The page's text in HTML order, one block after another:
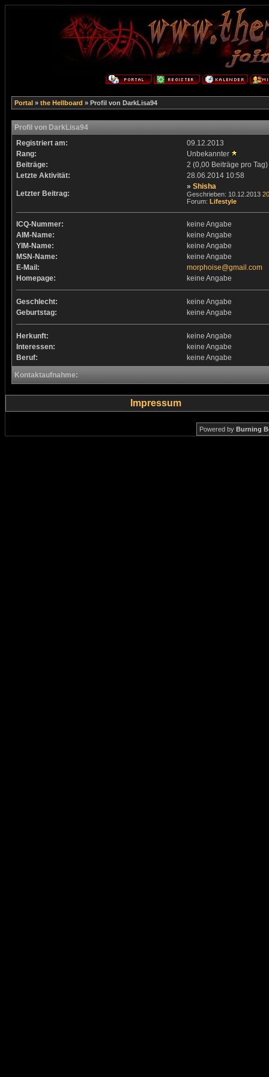
Portal » the Hellboard » Profil von DarkLisa94
Profil von DarkLisa94
Registriert am:
09.12.2013
Rang:
Unbekannter
Beiträge:
2 (0,00 Beiträge pro Tag)
Letzte Aktivität:
28.06.2014 10:58
Letzter Beitrag:
» Shisha
Geschrieben: 10.12.2013
Forum: Lifestyle
ICQ-Nummer:
keine Angabe
AIM-Name:
keine Angabe
YIM-Name:
keine Angabe
MSN-Name:
keine Angabe
E-Mail:
morphoise@gmail.com
Homepage:
keine Angabe
Geschlecht:
keine Angabe
Geburtstag:
keine Angabe
Herkunft:
keine Angabe
Interessen:
keine Angabe
Beruf:
keine Angabe
Kontaktaufnahme:
Impressum
Powered by Burning